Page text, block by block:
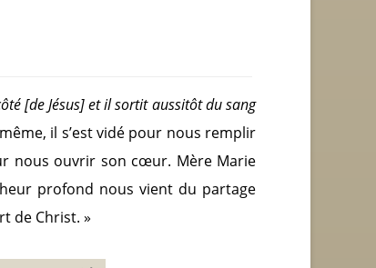
[de Jésus]et il sortit aussitôt du sang
même, il s’est vidé pour nous remplir
nous ouvrir son cœur. Mère Marie
profond nous vient du partage
de Christ. »